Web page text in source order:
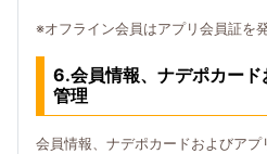
※オフライン会員はアプリ会員証を
6.会員情報、ナデポカー
管理
会員情報、ナデポカードおよびア